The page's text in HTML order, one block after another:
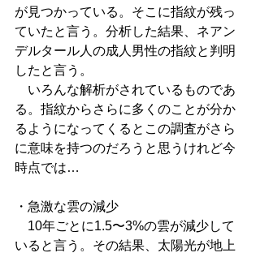
が見つかっている。そこに指紋が残っ
ていたと言う。分析した結果、ネアン
デルタール人の成人男性の指紋と判明
したと言う。
いろんな解析がされているものであ
る。指紋からさらに多くのことが分か
るようになってくるとこの調査がさら
に意味を持つのだろうと思うけれど今
時点では…
・急激な雲の減少
10年ごとに1.5〜3%の雲が減少して
いると言う。その結果、太陽光が地上